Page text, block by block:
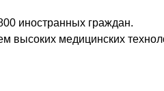
иностранных граждан.
высоких медицинских